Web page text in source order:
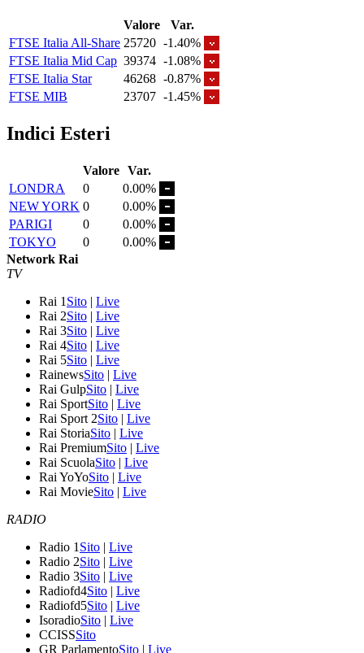
Valore
Var.
FTSE Italia All-Share 25720 -1.40%
FTSE Italia Mid Cap 39374 -1.08%
FTSE Italia Star
46268 -0.87%
FTSE MIB
23707 -1.45%
Indici Esteri
Valore Var.
LONDRA
0
0.00%
NEW YORK 0
0.00%
PARIGI
0
0.00%
TOKYO
0
0.00%
Network Rai
TV
Rai 1 Sito | Live
Rai 2Sito | Live
Rai 3Sito | Live
Rai 4Sito | Live
Rai 5Sito | Live
RainewsSito | Live
Rai GulpSito | Live
Rai SportSito | Live
Rai Sport 2Sito | Live
Rai StoriaSito | Live
Rai PremiumSito | Live
Rai ScuolaSito | Live
Rai YoYoSito | Live
Rai MovieSito | Live
RADIO
Radio 1 Sito | Live
Radio 2Sito | Live
Radio 3Sito | Live
Radiofd4Sito | Live
Radiofd5Sito | Live
IsoradioSito | Live
CCISSSito
GR ParlamentoSito | Live